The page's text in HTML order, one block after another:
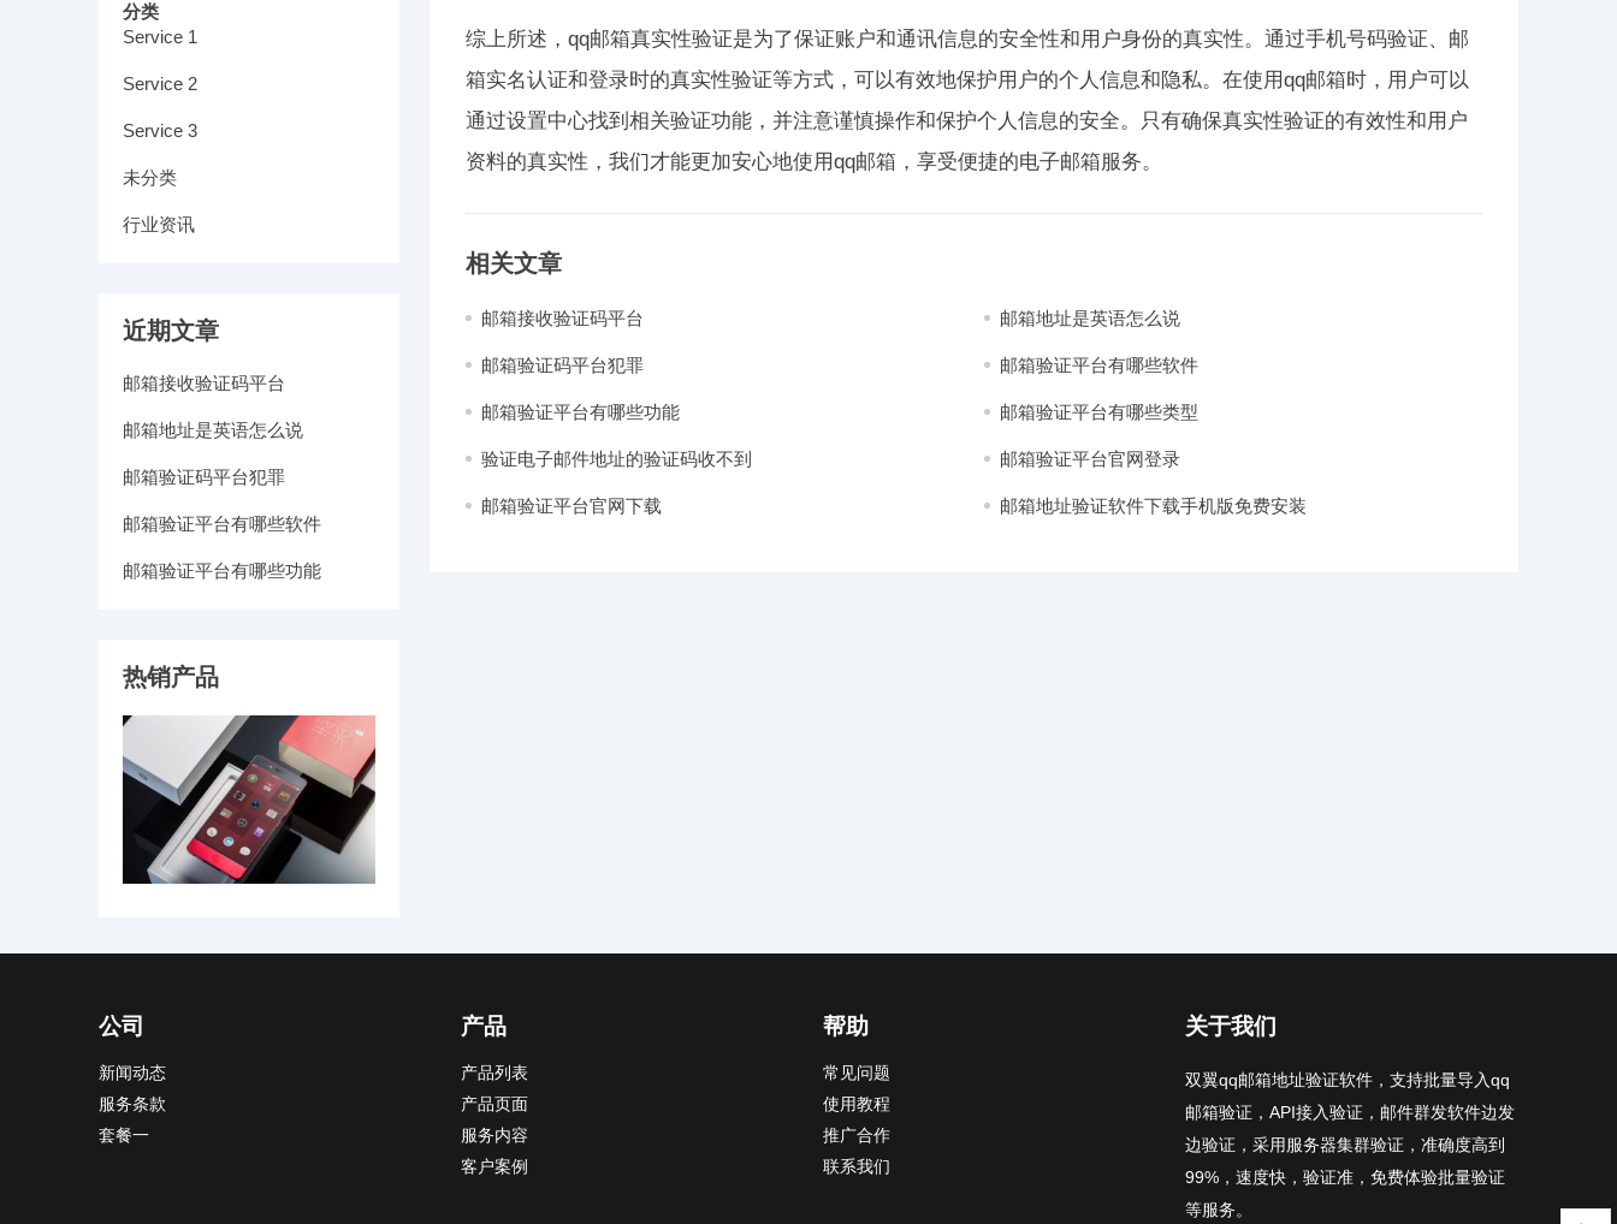
综上所述，qq邮箱真实性验证是为了保证账户和通讯信息的安全性和用户身份的真实性。通过手机号码验证、邮
箱实名认证和登录时的真实性验证等方式，可以有效地保护用户的个人信息和隐私。在使用qq邮箱时，用户可以
通过设置中心找到相关验证功能，并注意谨慎操作和保护个人信息的安全。只有确保真实性验证的有效性和用户
资料的真实性，我们才能更加安心地使用qq邮箱，享受便捷的电子邮箱服务。
相关文章
邮箱接收验证码平台 邮箱地址是英语怎么说
邮箱验证码平台犯罪 邮箱验证平台有哪些软件
邮箱验证平台有哪些功能 邮箱验证平台有哪些类型
验证电子邮件地址的验证码收不到 邮箱验证平台官网登录
邮箱验证平台官网下载 邮箱地址验证软件下载手机版免费安装
分类
Service 1
Service 2
Service 3
未分类
行业资讯
近期文章
邮箱接收验证码平台
邮箱地址是英语怎么说
邮箱验证码平台犯罪
邮箱验证平台有哪些软件
邮箱验证平台有哪些功能
热销产品
公司
新闻动态
服务条款
套餐一
产品
产品列表
产品页面
服务内容
客户案例
帮助
常见问题
使用教程
推广合作
联系我们
关于我们
双翼qq邮箱地址验证软件，支持批量导入qq
邮箱验证，API接入验证，邮件群发软件边发
边验证，采用服务器集群验证，准确度高到
99%，速度快，验证准，免费体验批量验证
等服务。